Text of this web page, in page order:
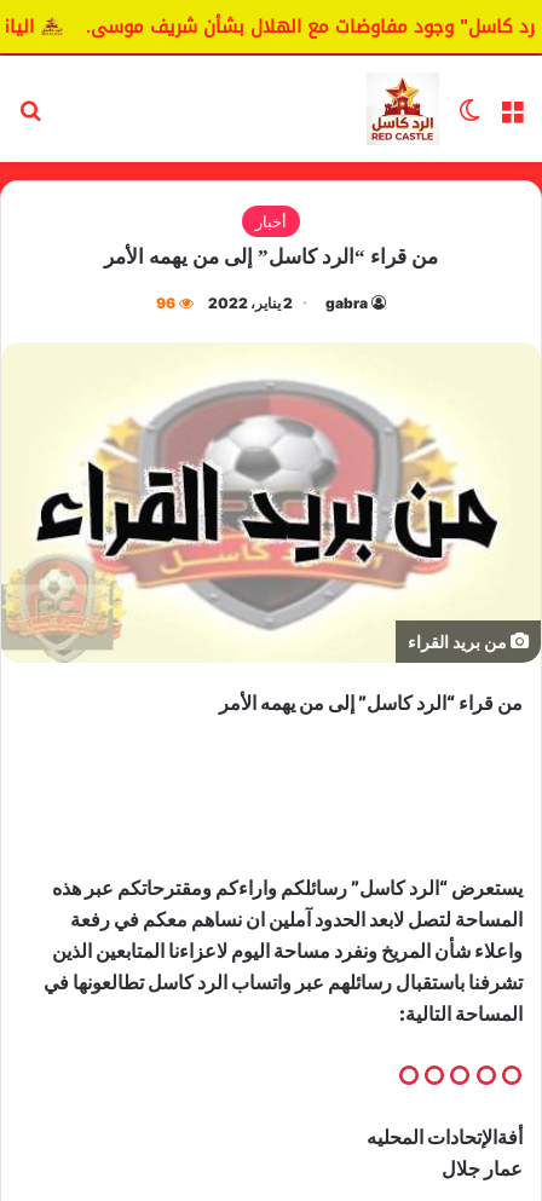
وجود مفاوضات مع الهلال بشأن شريف موسى.
القائمة الوضع المظلم
أخبار
من قراء “الرد كاسل” إلى من يهمه الأمر
gabra 2 يناير، 2022 96
من بريد القراء
من قراء “الرد كاسل” إلى من يهمه الأمر
يستعرض “الرد كاسل” رسائلكم واراءكم ومقترحاتكم عبر هذه
المساحة لتصل لابعد الحدود آملين ان نساهم معكم في رفعة
واعلاء شأن المريخ ونفرد مساحة اليوم لاعزاءنا المتابعين الذين
تشرفنا باستقبال رسائلهم عبر واتساب الرد كاسل تطالعونها في
المساحة التالية:
أفةالإتحادات المحليه
عمار جلال